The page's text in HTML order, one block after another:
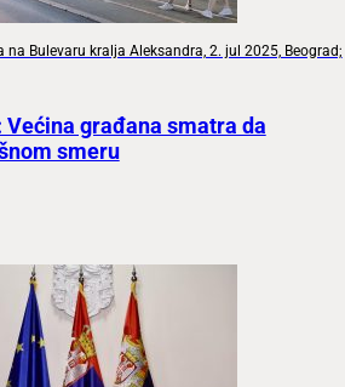
na Bulevaru kralja Aleksandra, 2. jul 2025, Beograd;
građana smatra da
smeru